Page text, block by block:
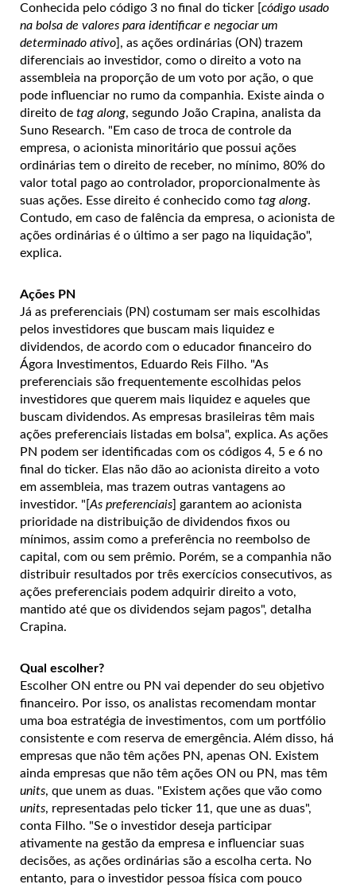
Conhecida pelo código 3 no final do ticker [código usado
na bolsa de valores para identificar e negociar um
determinado ativo], as ações ordinárias (ON) trazem
diferenciais ao investidor, como o direito a voto na
assembleia na proporção de um voto por ação, o que
pode influenciar no rumo da companhia. Existe ainda o
direito de tag along, segundo João Crapina, analista da
Suno Research. "Em caso de troca de controle da
empresa, o acionista minoritário que possui ações
ordinárias tem o direito de receber, no mínimo, 80% do
valor total pago ao controlador, proporcionalmente às
suas ações. Esse direito é conhecido como tag along.
Contudo, em caso de falência da empresa, o acionista de
ações ordinárias é o último a ser pago na liquidação",
explica.
Ações PN
Já as preferenciais (PN) costumam ser mais escolhidas
pelos investidores que buscam mais liquidez e
dividendos, de acordo com o educador financeiro do
Ágora Investimentos, Eduardo Reis Filho. "As
preferenciais são frequentemente escolhidas pelos
investidores que querem mais liquidez e aqueles que
buscam dividendos. As empresas brasileiras têm mais
ações preferenciais listadas em bolsa", explica. As ações
PN podem ser identificadas com os códigos 4, 5 e 6 no
final do ticker. Elas não dão ao acionista direito a voto
em assembleia, mas trazem outras vantagens ao
investidor. "[As preferenciais] garantem ao acionista
prioridade na distribuição de dividendos fixos ou
mínimos, assim como a preferência no reembolso de
capital, com ou sem prêmio. Porém, se a companhia não
distribuir resultados por três exercícios consecutivos, as
ações preferenciais podem adquirir direito a voto,
mantido até que os dividendos sejam pagos", detalha
Crapina.
Qual escolher?
Escolher ON entre ou PN vai depender do seu objetivo
financeiro. Por isso, os analistas recomendam montar
uma boa estratégia de investimentos, com um portfólio
consistente e com reserva de emergência. Além disso, há
empresas que não têm ações PN, apenas ON. Existem
ainda empresas que não têm ações ON ou PN, mas têm
units, que unem as duas. "Existem ações que vão como
units, representadas pelo ticker 11, que une as duas",
conta Filho. "Se o investidor deseja participar
ativamente na gestão da empresa e influenciar suas
decisões, as ações ordinárias são a escolha certa. No
entanto, para o investidor pessoa física com pouco